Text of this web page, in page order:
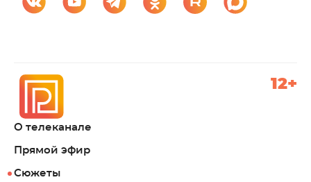
О телеканале
Прямой эфир
Сюжеты
12+